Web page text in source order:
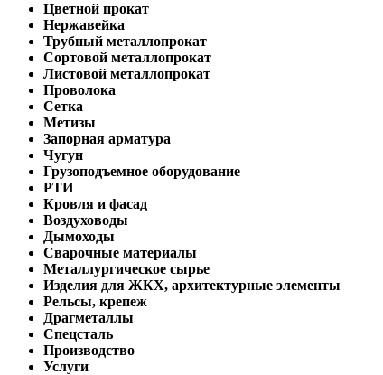
Цветной прокат
Нержавейка
Трубный металлопрокат
Сортовой металлопрокат
Листовой металлопрокат
Проволока
Сетка
Метизы
Запорная арматура
Чугун
Грузоподъемное оборудование
РТИ
Кровля и фасад
Воздуховоды
Дымоходы
Сварочные материалы
Металлургическое сырье
Изделия для ЖКХ, архитектурные элементы
Рельсы, крепеж
Драгметаллы
Спецсталь
Производство
Услуги